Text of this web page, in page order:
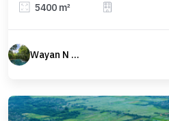
5400 m²
Wayan N Bali